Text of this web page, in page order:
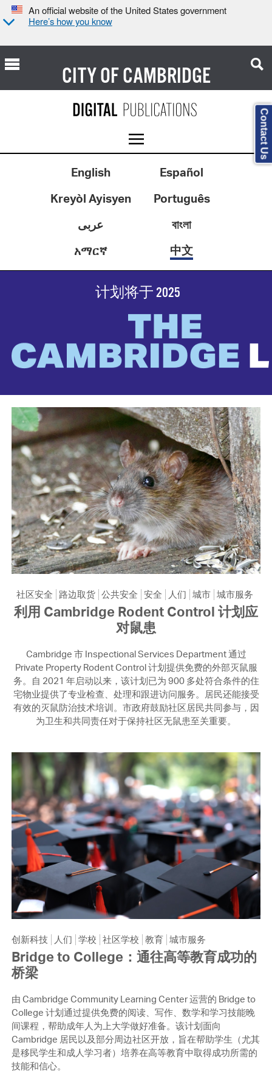
An official website of the United States government
Here’s how you know
CITY OFCAMBRIDGE
English
Español
Kreyòl Ayisyen
Português
عربى
বাংলা
አማርኛ
中文
计划将于 2025
社区安全 路边取货 公共安全 安全 人们 城市 城市服务
利用 Cambridge Rodent Control 计划应
对鼠患
Cambridge 市 Inspectional Services Department 通过
Private Property Rodent Control 计划提供免费的外部灭鼠服
务。自 2021 年启动以来，该计划已为 900 多处符合条件的住
宅物业提供了专业检查、处理和跟进访问服务。居民还能接受
有效的灭鼠防治技术培训。市政府鼓励社区居民共同参与，因
为卫生和共同责任对于保持社区无鼠患至关重要。
创新科技 人们 学校 社区学校 教育 城市服务
Bridge to College：通往高等教育成功的
桥梁
由 Cambridge Community Learning Center 运营的 Bridge to
College 计划通过提供免费的阅读、写作、数学和学习技能晚
间课程，帮助成年人为上大学做好准备。该计划面向
Cambridge 居民以及部分周边社区开放，旨在帮助学生（尤其
是移民学生和成人学习者）培养在高等教育中取得成功所需的
技能和信心。
Contact Us